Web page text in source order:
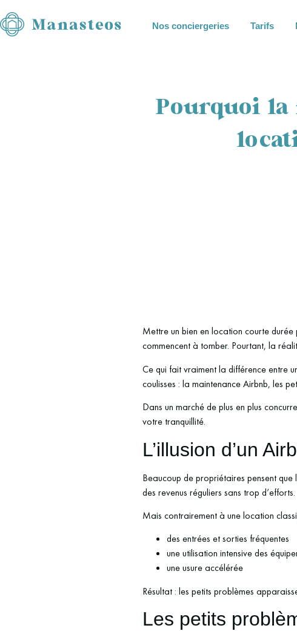
Nos conciergeries Tarifs
Pourquoi la
Mettre un bien en location courte durée
commencent à tomber. Pourtant, la
Ce qui fait vraiment la différence entre
coulisses : la maintenance Airbnb, les
Dans un marché de plus en plus
votre tranquillité.
L’illusion d’un
Beaucoup de propriétaires pensent
des revenus réguliers sans trop d’efforts.
Mais contrairement à une location
des entrées et sorties fréquentes
une utilisation intensive des
une usure accélérée
Résultat : les petits problèmes
Les petits